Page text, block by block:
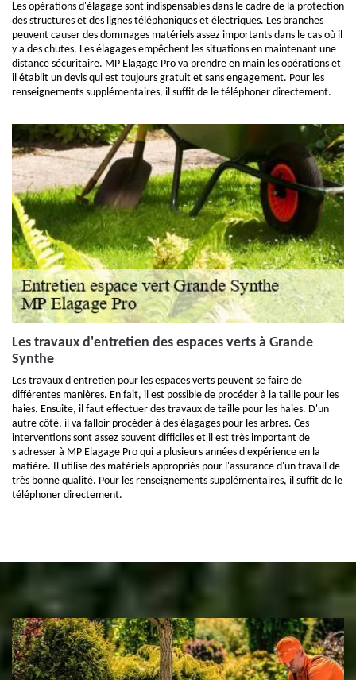
Les opérations d'élagage sont indispensables dans le cadre de la protection
des structures et des lignes téléphoniques et électriques. Les branches
peuvent causer des dommages matériels assez importants dans le cas où il
y a des chutes. Les élagages empêchent les situations en maintenant une
distance sécuritaire. MP Elagage Pro va prendre en main les opérations et
il établit un devis qui est toujours gratuit et sans engagement. Pour les
renseignements supplémentaires, il suffit de le téléphoner directement.
Les travaux d'entretien des espaces verts à Grande
Synthe
Les travaux d'entretien pour les espaces verts peuvent se faire de
différentes manières. En fait, il est possible de procéder à la taille pour les
haies. Ensuite, il faut effectuer des travaux de taille pour les haies. D'un
autre côté, il va falloir procéder à des élagages pour les arbres. Ces
interventions sont assez souvent difficiles et il est très important de
s'adresser à MP Elagage Pro qui a plusieurs années d'expérience en la
matière. Il utilise des matériels appropriés pour l'assurance d'un travail de
très bonne qualité. Pour les renseignements supplémentaires, il suffit de le
téléphoner directement.